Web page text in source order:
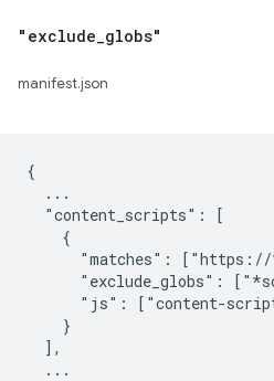
"exclude globs"
manifest.json
{
  ...
  "content_scripts": [
    {
"matches":
"exclude_globs":
"js": ["content-
    }
  ],
  ...